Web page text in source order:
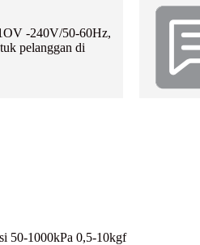
-240V/50-60Hz,
pelanggan di
50-1000kPa 0,5-10kgf